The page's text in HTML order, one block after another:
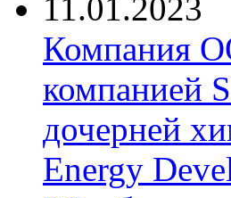
11.01.2023
Компания
компанией
дочерней
Energy